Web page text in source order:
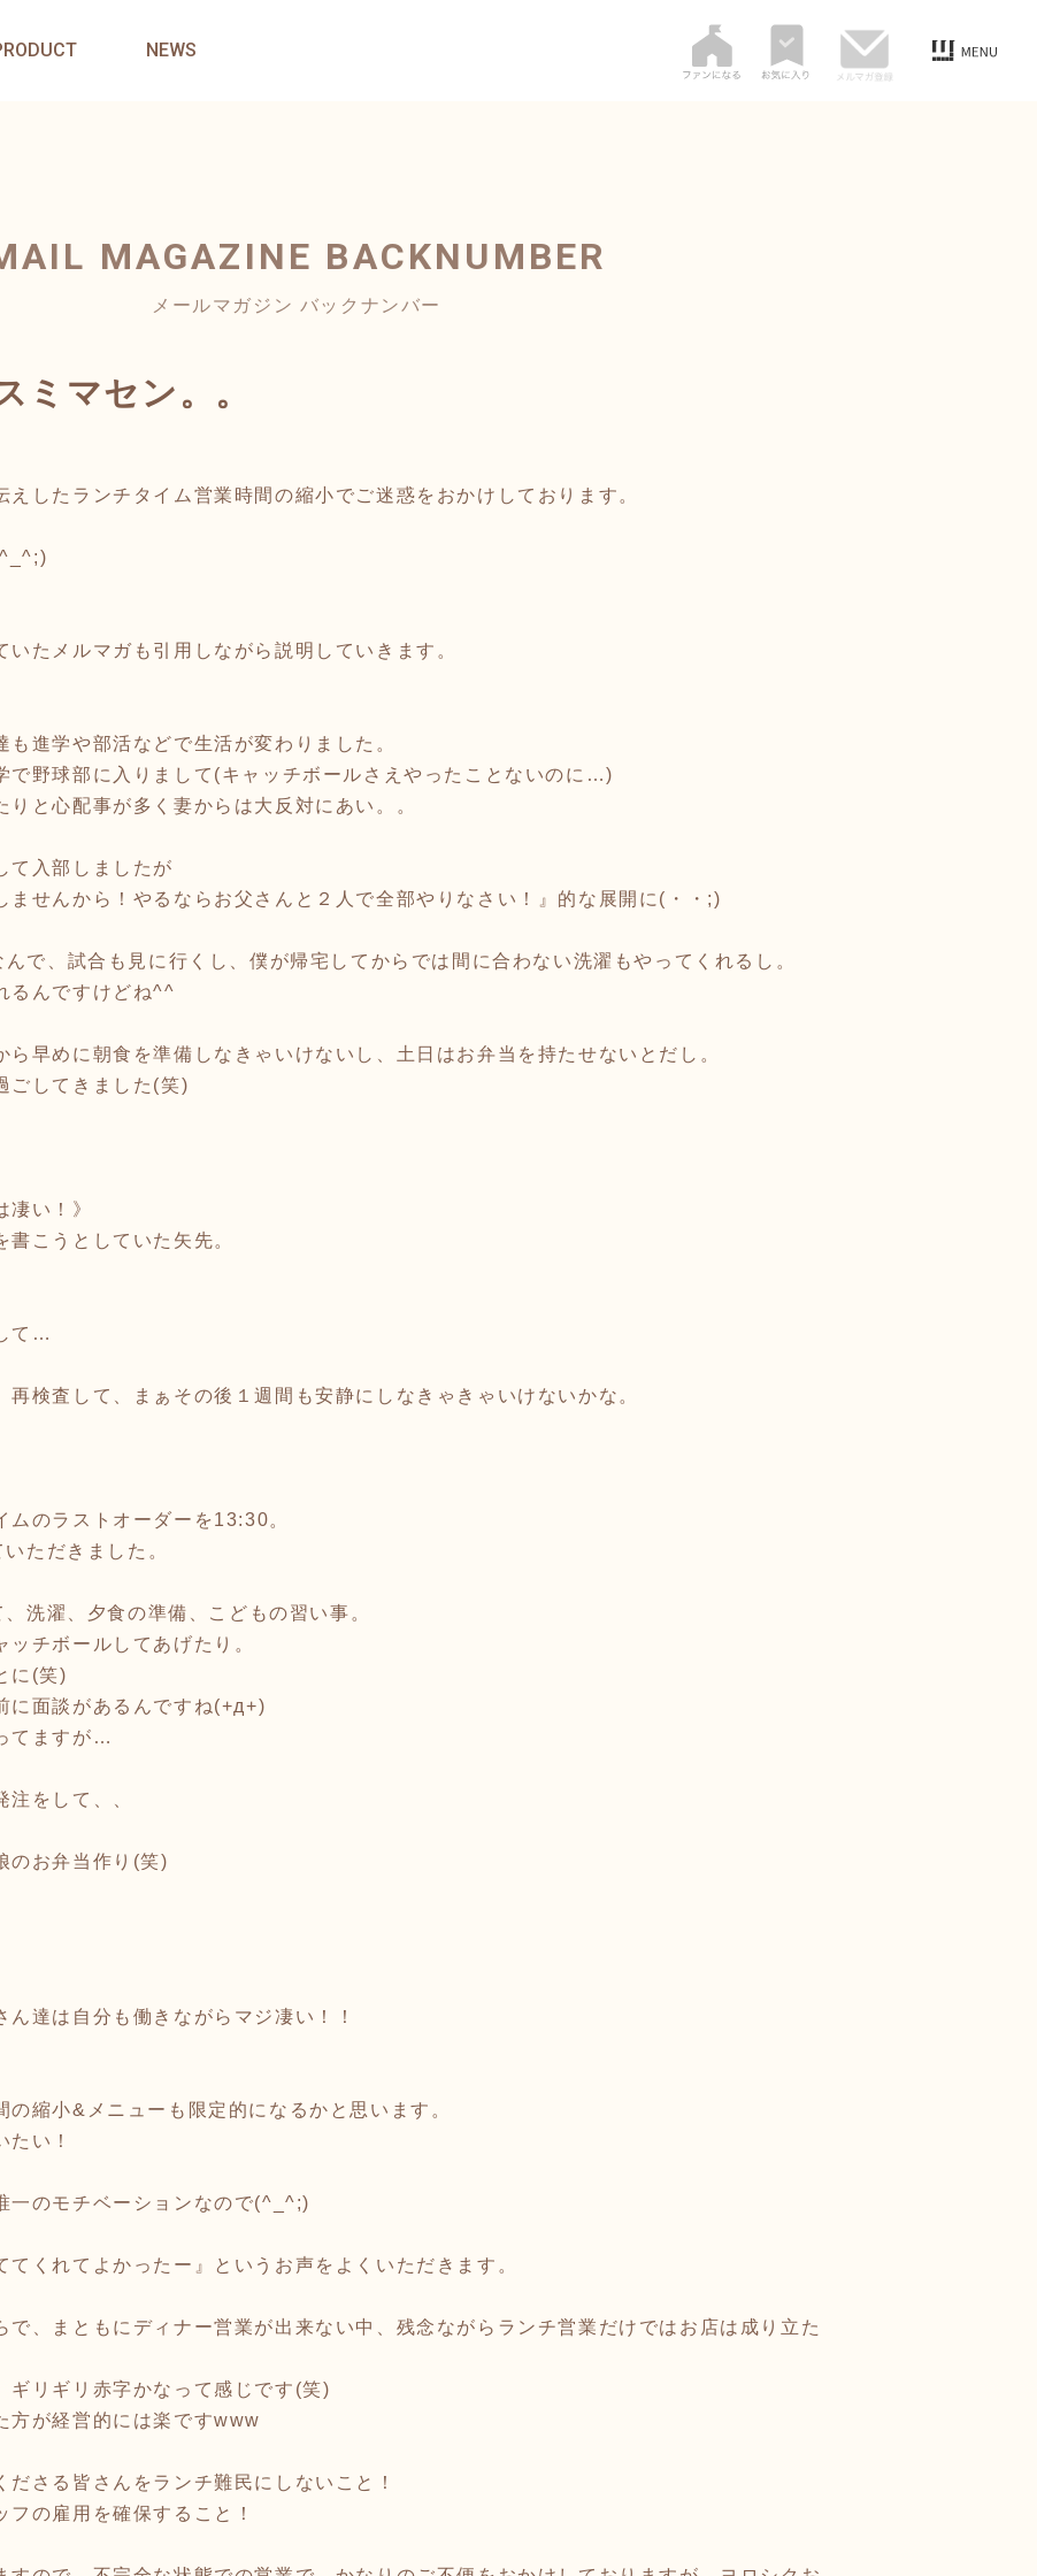
NEWS
MAGAZINE BACKNUMBER
メールマガジン バックナンバー
ミマセン。。
えしたランチタイム営業時間の縮小でご迷惑をおかけしております。
いたメルマガも引用しながら説明していきます。
も進学や部活などで生活が変わりました。
で野球部に入りまして(キャッチボールさえやったことないのに…)
りと心配事が多く妻からは大反対にあい。。
て入部しましたが
ませんから！やるならお父さんと２人で全部やりなさい！』的な展開に(・・;)
で、試合も見に行くし、僕が帰宅してからでは間に合わない洗濯もやってくれるし。
るんですけどね^^
ら早めに朝食を準備しなきゃいけないし、土日はお弁当を持たせないとだし。
ごしてきました(笑)
凄い！》
こうとしていた矢先。
て…
再検査して、まぁその後１週間も安静にしなきゃきゃいけないかな。
ムのラストオーダーを13:30。
ただきました。
洗濯、夕食の準備、こどもの習い事。
チボールしてあげたり。
に(笑)
に面談があるんですね(+д+)
てますが…
をして、、
のお弁当作り(笑)
達は自分も働きながらマジ凄い！！
の縮小&メニューも限定的になるかと思います。
い！
一のモチベーションなので(^_^;)
てくれてよかったー』というお声をよくいただきます。
で、まともにディナー営業が出来ない中、残念ながらランチ営業だけではお店は成り立た
ギリギリ赤字かなって感じです(笑)
方が経営的には楽ですwww
さる皆さんをランチ難民にしないこと！
の雇用を確保すること！